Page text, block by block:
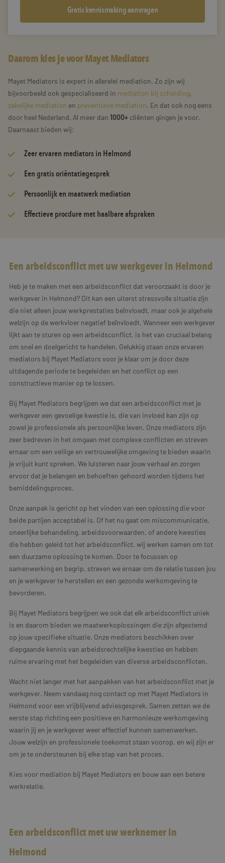
Daarom kies je voor Mayet Mediators
Mayet Mediators is expert in allerelei mediation. Zo zijn wij
bijvoorbeeld ook gespecialiseerd in mediation bij scheiding,
zakelijke mediation en preventieve mediation. En dat ook nog eens
door heel Nederland. Al meer dan 1000+ cliënten gingen je voor.
Daarnaast bieden wij:
Zeerervaren mediators in Helmond
Een gratis oriëntatiegesprek
Persoonlijk en maatwerk mediation
Effectieve procdure met haalbare afspraken
Een arbeidsconflict met uw werkgever in Helmond
Heb je te maken met een arbeidsconflict dat veroorzaakt is door je
werkgever in Helmond? Dit kan een uiterst stressvolle situatie zijn
die niet alleen jouw werkprestaties beïnvloedt, maar ook je algehele
welzijn op de werkvloer negatief beïnvloedt. Wanneer een werkgever
lijkt aan te sturen op een arbeidsconflict, is het van cruciaal belang
om snel en doelgericht te handelen. Gelukkig staan onze ervaren
mediators bij Mayet Mediators voor je klaar om je door deze
uitdagende periode te begeleiden en het conflict op een
constructieve manier op te lossen.
Bij Mayet Mediators begrijpen we dat een arbeidsconflict met je
werkgever een gevoelige kwestie is, die van invloed kan zijn op
zowel je professionele als persoonlijke leven. Onze mediators zijn
zeer bedreven in het omgaan met complexe conflicten en streven
ernaar om een veilige en vertrouwelijke omgeving te bieden waarin
je vrijuit kunt spreken. We luisteren naar jouw verhaal en zorgen
ervoor dat je belangen en behoeften gehoord worden tijdens het
bemiddelingsproces.
Onze aanpak is gericht op het vinden van een oplossing die voor
beide partijen acceptabel is. Of het nu gaat om miscommunicatie,
oneerlijke behandeling, arbeidsvoorwaarden, of andere kwesties
die hebben geleid tot het arbeidsconflict, wij werken samen om tot
een duurzame oplossing te komen. Door te focussen op
samenwerking en begrip, streven we ernaar om de relatie tussen jou
en je werkgever te herstellen en een gezonde werkomgeving te
bevorderen.
Bij Mayet Mediators begrijpen we ook dat elk arbeidsconflict uniek
is en daarom bieden we maatwerkoplossingen die zijn afgestemd
op jouw specifieke situatie. Onze mediators beschikken over
diepgaande kennis van arbeidsrechtelijke kwesties en hebben
ruime ervaring met het begeleiden van diverse arbeidsconflicten.
Wacht niet langer met het aanpakken van het arbeidsconflict met je
werkgever. Neem vandaag nog contact op met Mayet Mediators in
Helmond voor een vrijblijvend adviesgesprek. Samen zetten we de
eerste stap richting een positieve en harmonieuze werkomgeving
waarin jij en je werkgever weer effectief kunnen samenwerken.
Jouw welzijn en professionele toekomst staan voorop, en wij zijn er
om je te ondersteunen bij elke stap van het proces.
Kies voor mediation bij Mayet Mediators en bouw aan een betere
werkrelatie.
Een arbeidsconflict met uw werknemer in
Helmond